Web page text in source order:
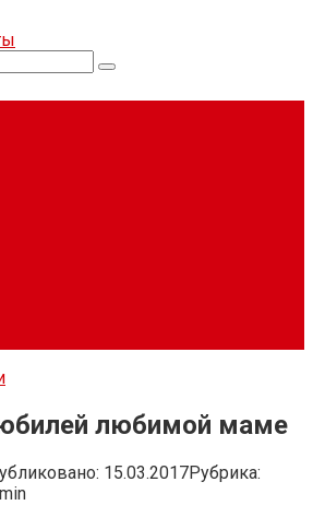
любимой маме
15.03.2017Рубрика: